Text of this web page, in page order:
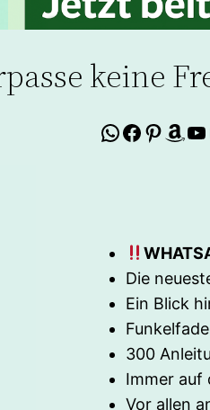
keine
WhatsApp
Die
Ein Blick
300
Immer auf
Vor allen